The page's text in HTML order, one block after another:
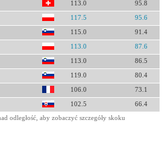
113.0 95.8
117.5 95.6
115.0 91.4
113.0 87.6
113.0 86.5
119.0 80.4
106.0 73.1
102.5 66.4
odległość, aby zobaczyć szczegóły skoku